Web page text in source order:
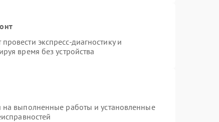
экспресс-диагностику и
время без устройства
на выполненные работы и установленные